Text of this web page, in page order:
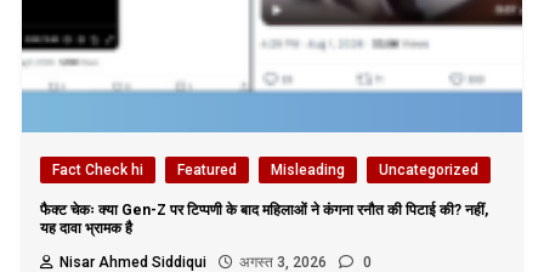
Fact Check hi Featured Misleading Uncategorized
फैक्ट चेकः क्या Gen-Z पर टिप्पणी के बाद महिलाओं ने कंगना रनौत की पिटाई की? नहीं,
यह दावा भ्रामक है
Nisar Ahmed Siddiqui
अगस्त 3, 2026 0